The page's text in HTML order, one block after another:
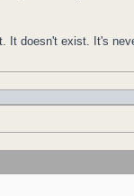
It doesn't exist. It's